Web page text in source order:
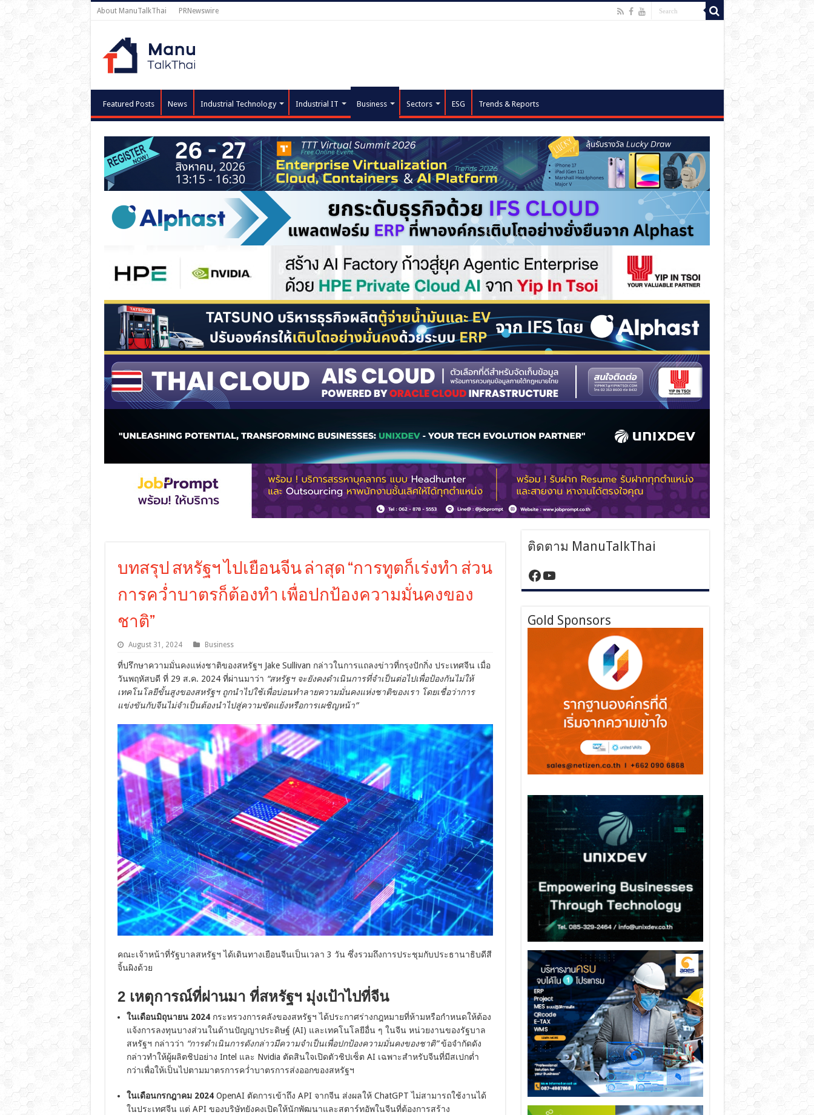
About ManuTalkThai PRNewswire
Featured Posts News Industrial Technology Industrial IT Business Sectors ESG Trends & Reports
บทสรุป สหรัฐฯ ไปเยือนจีน ล่าสุด “การทูตก็เร่งทำ ส่วน
การคว่ำบาตรก็ต้องทำ เพื่อปกป้องความมั่นคงของ
ชาติ”
August 31, 2024 Business
ที่ปรึกษาความมั่นคงแห่งชาติของสหรัฐฯ Jake Sullivan กล่าวในการแถลงข่าวที่กรุงปักกิ่ง ประเทศจีน เมื่อ
วันพฤหัสบดี ที่ 29 ส.ค. 2024 ที่ผ่านมาว่า “สหรัฐฯ จะยังคงดำเนินการที่จำเป็นต่อไปเพื่อป้องกันไม่ให้
เทคโนโลยีขั้นสูงของสหรัฐฯ ถูกนำไปใช้เพื่อบ่อนทำลายความมั่นคงแห่งชาติของเรา โดยเชื่อว่าการ
แข่งขันกับจีนไม่จำเป็นต้องนำไปสู่ความขัดแย้งหรือการเผชิญหน้า”
คณะเจ้าหน้าที่รัฐบาลสหรัฐฯ ได้เดินทางเยือนจีนเป็นเวลา 3 วัน ซึ่งรวมถึงการประชุมกับประธานาธิบดีสี
จิ้นผิงด้วย
2 เหตุการณ์ที่ผ่านมา ที่สหรัฐฯ มุ่งเป้าไปที่จีน
ในเดือนมิถุนายน 2024กระทรวงการคลังของสหรัฐฯ ได้ประกาศร่างกฎหมายที่ห้ามหรือกำหนดให้ต้อง
แจ้งการลงทุนบางส่วนในด้านปัญญาประดิษฐ์ (AI) และเทคโนโลยีอื่น ๆ ในจีน หน่วยงานของรัฐบาล
สหรัฐฯ กล่าวว่า “การดำเนินการดังกล่าวมีความจำเป็นเพื่อปกป้องความมั่นคงของชาติ”ข้อจำกัดดัง
กล่าวทำให้ผู้ผลิตชิปอย่าง Intel และ Nvidia ตัดสินใจเปิดตัวชิปเซ็ต AI เฉพาะสำหรับจีนที่มีสเปกต่ำ
กว่าเพื่อให้เป็นไปตามมาตรการคว่ำบาตรการส่งออกของสหรัฐฯ
ในเดือนกรกฎาคม 2024OpenAI ตัดการเข้าถึง API จากจีน ส่งผลให้ ChatGPT ไม่สามารถใช้งานได้
ในประเทศจีน แต่ API ของบริษัทยังคงเปิดให้นักพัฒนาและสตาร์ทอัพในจีนที่ต้องการสร้าง
ติดตาม ManuTalkThai
https://www.facebook.com/manutalkthai/
YouTube
Gold Sponsors